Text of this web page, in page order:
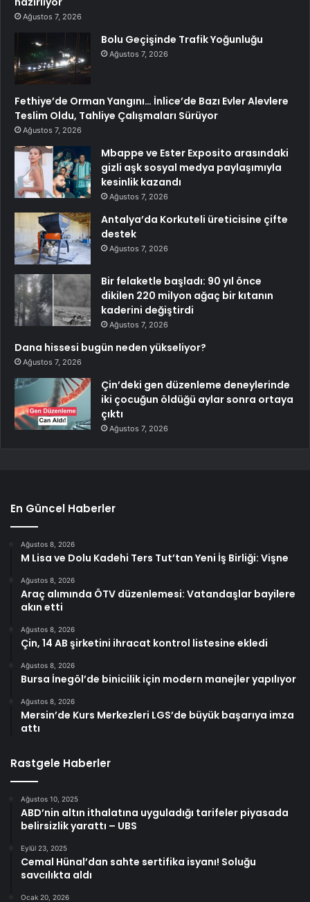
Ağustos 7, 2026
Bolu Geçişinde Trafik Yoğunluğu
Ağustos 7, 2026
Fethiye’de Orman Yangını… İnlice’de Bazı Evler Alevlere
Teslim Oldu, Tahliye Çalışmaları Sürüyor
Ağustos 7, 2026
Mbappe ve Ester Exposito arasındaki
gizli aşk sosyal medya paylaşımıyla
kesinlik kazandı
Ağustos 7, 2026
Antalya’da Korkuteli üreticisine çifte
destek
Ağustos 7, 2026
Bir felaketle başladı: 90 yıl önce
dikilen 220 milyon ağaç bir kıtanın
kaderini değiştirdi
Ağustos 7, 2026
Dana hissesi bugün neden yükseliyor?
Ağustos 7, 2026
Çin’deki gen düzenleme deneylerinde
iki çocuğun öldüğü aylar sonra ortaya
çıktı
Ağustos 7, 2026
En Güncel Haberler
Ağustos 8, 2026
M Lisa ve Dolu Kadehi Ters Tut’tan Yeni İş Birliği: Vişne
Ağustos 8, 2026
Araç alımında ÖTV düzenlemesi: Vatandaşlar bayilere
akın etti
Ağustos 8, 2026
Çin, 14 AB şirketini ihracat kontrol listesine ekledi
Ağustos 8, 2026
Bursa İnegöl’de binicilik için modern manejler yapılıyor
Ağustos 8, 2026
Mersin’de Kurs Merkezleri LGS’de büyük başarıya imza
attı
Rastgele Haberler
Ağustos 10, 2025
ABD’nin altın ithalatına uyguladığı tarifeler piyasada
belirsizlik yarattı – UBS
Eylül 23, 2025
Cemal Hünal’dan sahte sertifika isyanı! Soluğu
savcılıkta aldı
Ocak 20, 2026